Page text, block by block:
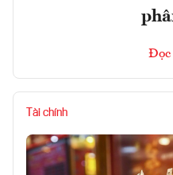
Đọc
Tài chính